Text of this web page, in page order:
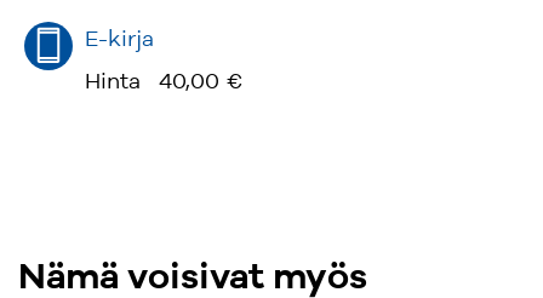
E-kirja
Hinta
40,00 €
Nämä voisivat myös